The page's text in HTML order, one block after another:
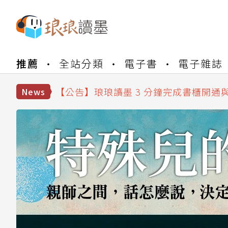
推薦 全站分類 電子書 電子雜誌
News
【公告】琅琅讀墨數位閱讀資產合併與
【公告】琅琅讀墨 3 分鐘完成書櫃開
【公告】琅琅讀墨數位閱讀資產合併與